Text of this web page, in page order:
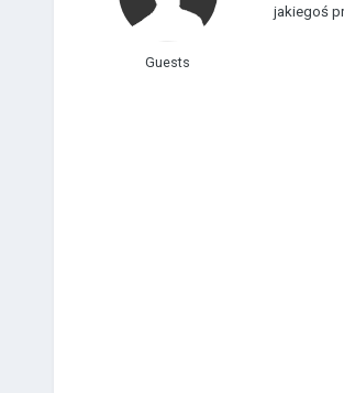
Guests
jakiegoś